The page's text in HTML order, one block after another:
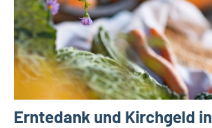
Erntedank und Kirchgeld in